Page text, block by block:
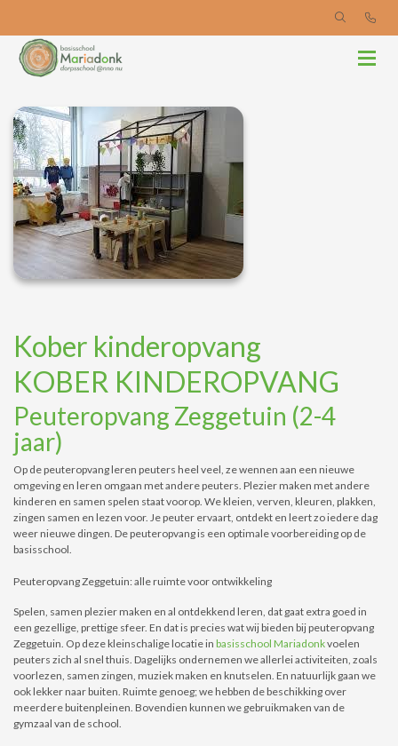
Kober kinderopvang
KOBER KINDEROPVANG
Peuteropvang Zeggetuin (2-4
jaar)
Op de peuteropvang leren peuters heel veel, ze wennen aan een nieuwe
omgeving en leren omgaan met andere peuters. Plezier maken met andere
kinderen en samen spelen staat voorop. We kleien, verven, kleuren, plakken,
zingen samen en lezen voor. Je peuter ervaart, ontdekt en leert zo iedere dag
weer nieuwe dingen. De peuteropvang is een optimale voorbereiding op de
basisschool.
Peuteropvang Zeggetuin: alle ruimte voor ontwikkeling
Spelen, samen plezier maken en al ontdekkend leren, dat gaat extra goed in
een gezellige, prettige sfeer. En dat is precies wat wij bieden bij peuteropvang
Zeggetuin. Op deze kleinschalige locatie in basisschool Mariadonkvoelen
peuters zich al snel thuis. Dagelijks ondernemen we allerlei activiteiten, zoals
voorlezen, samen zingen, muziek maken en knutselen. En natuurlijk gaan we
ook lekker naar buiten. Ruimte genoeg; we hebben de beschikking over
meerdere buitenpleinen. Bovendien kunnen we gebruikmaken van de
gymzaal van de school.